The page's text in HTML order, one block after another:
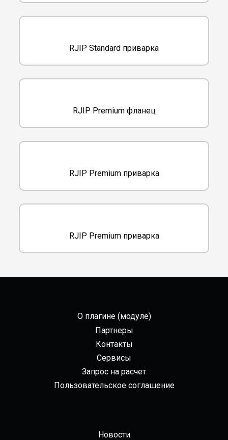
RJIP Standard приварка
RJIP Premium фланец
RJIP Premium приварка
RJIP Premium приварка
О плагине (модуле)
Партнеры
Контакты
Сервисы
Запрос на расчет
Пользовательское соглашение
Новости